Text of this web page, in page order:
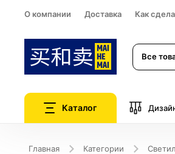
О компании Доставка Как
Все
Каталог
Главная Категории